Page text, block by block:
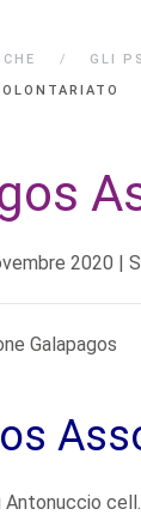
GLI
2020 |
Antonuccio